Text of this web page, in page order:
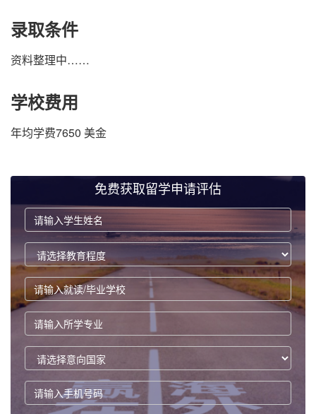
录取条件
资料整理中……
学校费用
年均学费7650 美金
免费获取留学申请评估